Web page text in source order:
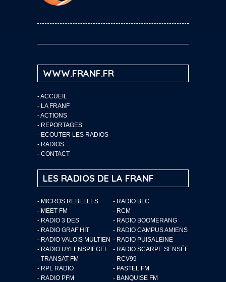
WWW.FRANF.FR
-ACCUEIL
- LA FRANF
-ACTIONS
- REPORTAGES
- ECOUTER LES RADIOS
- RADIOS
- CONTACT
LES RADIOS DE LA FRANF
- MICROS REBELLES
- RADIO BLC
- MEET FM
- RCM
- RADIO 3 DES
- RADIO BOOMERANG
- RADIO GRAF’HIT
- RADIO CAMPUS AMIENS
- RADIO VALOIS MULTIEN - RADIO PUISALEINE
- RADIO UYLENSPIEGEL
- RADIO SCARPE SENSÉE
- TRANSAT FM
- RCV99
- RPL RADIO
- PASTEL FM
- RADIO PFM
- BANQUISE FM